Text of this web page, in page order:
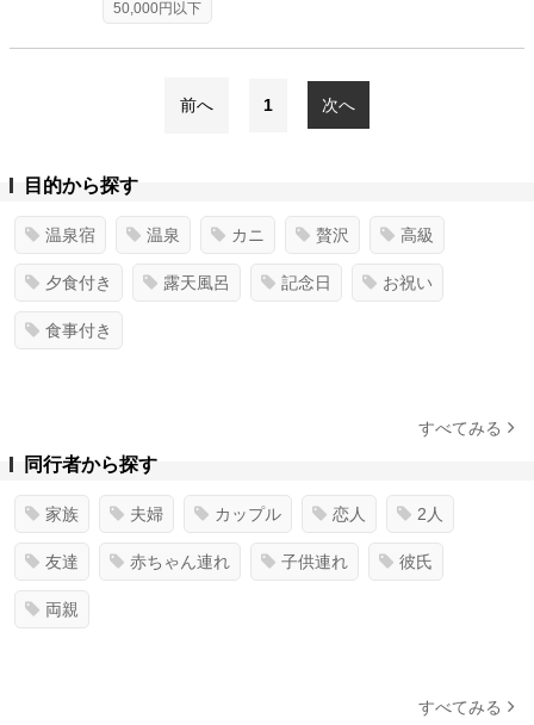
50,000円以下
前へ 1 次へ
目的から探す
温泉宿 温泉 カニ 贅沢 高級
夕食付き 露天風呂 記念日 お祝い
食事付き
すべてみる
同行者から探す
家族 夫婦 カップル 恋人 2人
友達 赤ちゃん連れ 子供連れ 彼氏
両親
すべてみる